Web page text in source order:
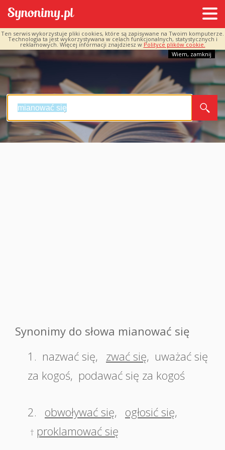
Ten serwis wykorzystuje pliki cookies, które są zapisywane na Twoim komputerze.
Technologia ta jest wykorzystywana w celach funkcjonalnych, statystycznych i
reklamowych. Więcej informacji znajdziesz w Polityce plików cookie.
Wiem, zamknij
Synonimy do słowa mianować się
1. nazwać się, zwać się, uważać się
za kogoś, podawać się za kogoś
2. obwoływać się, ogłosić się,
† proklamować się